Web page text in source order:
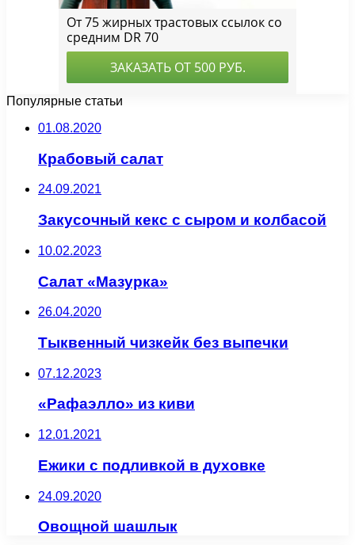
Популярные статьи
01.08.2020
Крабовый салат
24.09.2021
Закусочный кекс с сыром и колбасой
10.02.2023
Салат «Мазурка»
26.04.2020
Тыквенный чизкейк без выпечки
07.12.2023
«Рафаэлло» из киви
12.01.2021
Ежики с подливкой в духовке
24.09.2020
Овощной шашлык